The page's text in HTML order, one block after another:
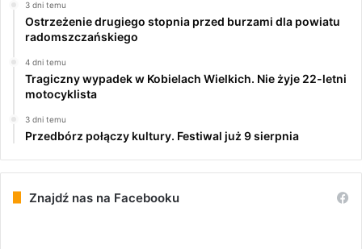
3 dni temu
Ostrzeżenie drugiego stopnia przed burzami dla powiatu
radomszczańskiego
4 dni temu
Tragiczny wypadek w Kobielach Wielkich. Nie żyje 22-letni
motocyklista
3 dni temu
Przedbórz połączy kultury. Festiwal już 9 sierpnia
Znajdź nas na Facebooku